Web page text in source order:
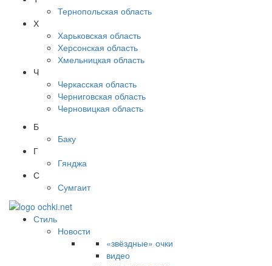
Тернопольская область
Х
Харьковская область
Херсонская область
Хмельницкая область
Ч
Черкасская область
Черниговская область
Черновицкая область
Б
Баку
Г
Гянджа
С
Сумгаит
Стиль
Новости
«звёздные» очки
видео